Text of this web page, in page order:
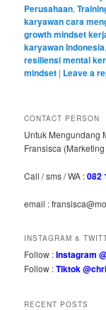
Perusahaan,
karyawan cara
growth mindset
karyawan Indonesia
resiliensi mental
mindset | Leave a
CONTACT PERSON
Untuk Mengundang
Fransisca
Call / sms / WA :082
email :
INSTAGRAM &
Follow :Instagram
Follow :Tiktok
RECENT POSTS